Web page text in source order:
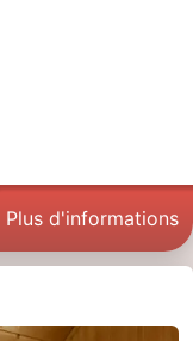
Plus d'informations